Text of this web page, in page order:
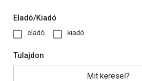
Eladó/Kiadó
eladó kiadó
Tulajdon
Mit keresel?